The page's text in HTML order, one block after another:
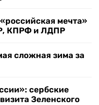
мечта»
КПРФ и ЛДПР
сложная зима за
сербские
Зеленского